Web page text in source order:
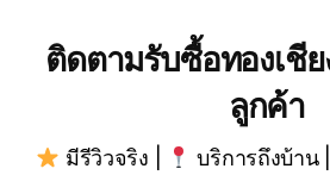
ติดตามรับซื้อทองเชีย
ลูกค้า
มีรีวิวจริง | บริการถึงบ้าน |